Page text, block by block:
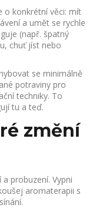
o konkrétní věci: mít
a umět se rychle
(např. špatný
chuť jíst nebo
se minimálně
potraviny pro
techniky. To
tu a teď.
změní
probuzení. Vypni
aromaterapii s